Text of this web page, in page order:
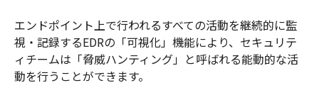
エンドポイント上で行われるすべての活動を継続的に監
視・記録するEDRの「可視化」機能により、セキュリテ
ィチームは「脅威ハンティング」と呼ばれる能動的な活
動を行うことができます。